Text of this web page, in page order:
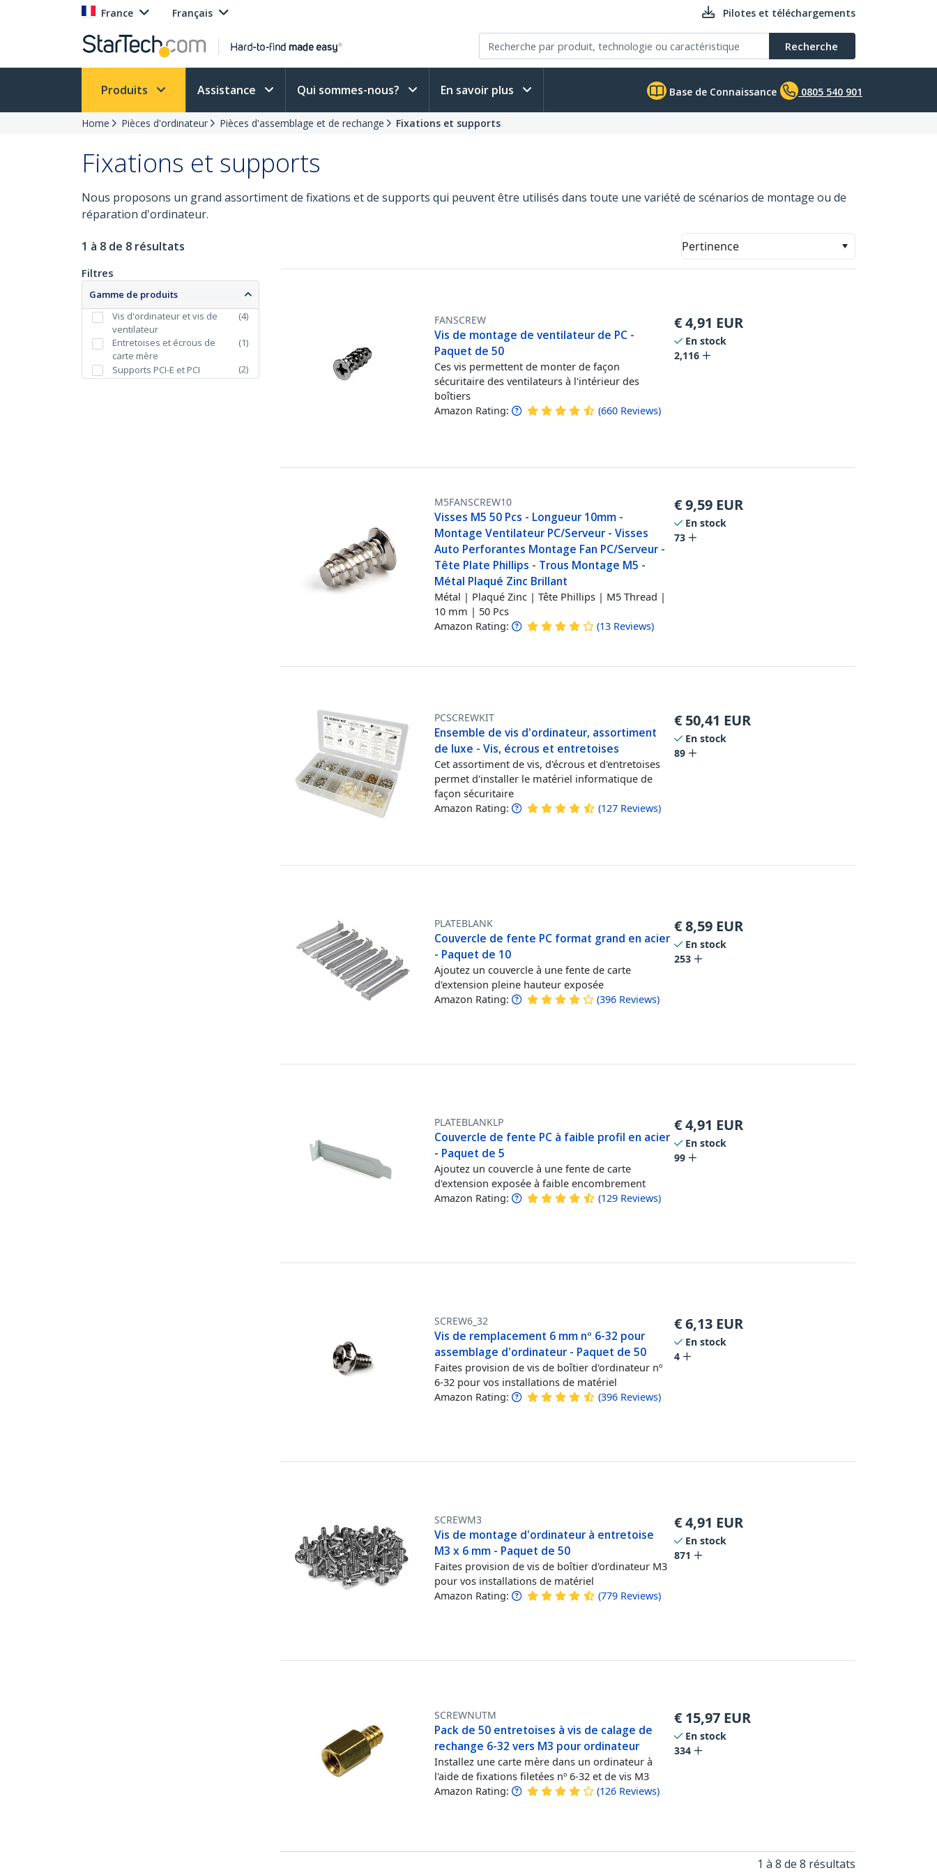
France Français Pilotes et téléchargements
Recherche
Produits Assistance Qui sommes-nous? En savoir plus Base de Connaissance 0805 540 901
Home Pièces d'ordinateur Pièces d'assemblage et de rechange Fixations et supports
Fixations et supports
Nous proposons un grand assortiment de fixations et de supports qui peuvent être utilisés dans toute une variété de scénarios de montage ou de
réparation d'ordinateur.
1 à 8 de 8 résultats Pertinence
Filtres
Gamme de produits
Vis d'ordinateur et vis de
ventilateur
(4)
Entretoises et écrous de
carte mère
(1)
Supports PCI-E et PCI (2)
FANSCREW
Vis de montage de ventilateur de PC -
Paquet de 50
Ces vis permettent de monter de façon
sécuritaire des ventilateurs à l'intérieur des
boîtiers
Amazon Rating: (660 Reviews)
€4,91 EUR
En stock
2,116
M5FANSCREW10
Visses M5 50 Pcs - Longueur 10mm -
Montage Ventilateur PC/Serveur - Visses
Auto Perforantes Montage Fan PC/Serveur -
Tête Plate Phillips - Trous Montage M5 -
Métal Plaqué Zinc Brillant
Métal | Plaqué Zinc | Tête Phillips | M5 Thread |
10 mm | 50 Pcs
Amazon Rating: (13 Reviews)
€9,59 EUR
En stock
73
PCSCREWKIT
Ensemble de vis d'ordinateur, assortiment
de luxe - Vis, écrous et entretoises
Cet assortiment de vis, d'écrous et d'entretoises
permet d'installer le matériel informatique de
façon sécuritaire
Amazon Rating: (127 Reviews)
€ 50,41 EUR
En stock
89
PLATEBLANK
Couvercle de fente PC format grand en acier
- Paquet de 10
Ajoutez un couvercle à une fente de carte
d'extension pleine hauteur exposée
Amazon Rating: (396 Reviews)
€8,59 EUR
En stock
253
PLATEBLANKLP
Couvercle de fente PC à faible profil en acier
- Paquet de 5
Ajoutez un couvercle à une fente de carte
d'extension exposée à faible encombrement
Amazon Rating: (129 Reviews)
€4,91 EUR
En stock
99
SCREW6_32
Vis de remplacement 6 mm nº 6-32 pour
assemblage d'ordinateur - Paquet de 50
Faites provision de vis de boîtier d'ordinateur nº
6-32 pour vos installations de matériel
Amazon Rating: (396 Reviews)
€6,13 EUR
En stock
4
SCREWM3
Vis de montage d'ordinateur à entretoise
M3 x 6 mm - Paquet de 50
Faites provision de vis de boîtier d'ordinateur M3
pour vos installations de matériel
Amazon Rating: (779 Reviews)
€4,91 EUR
En stock
871
SCREWNUTM
Pack de 50 entretoises à vis de calage de
rechange 6-32 vers M3 pour ordinateur
Installez une carte mère dans un ordinateur à
l'aide de fixations filetées nº 6-32 et de vis M3
Amazon Rating: (126 Reviews)
€ 15,97 EUR
En stock
334
1 à 8 de 8 résultats